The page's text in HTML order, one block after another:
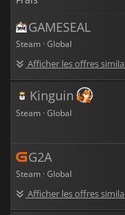
GAMESEAL
Steam · Global
Afficher les offres
Kinguin
Steam · Global
G2A
Steam · Global
Afficher les offres